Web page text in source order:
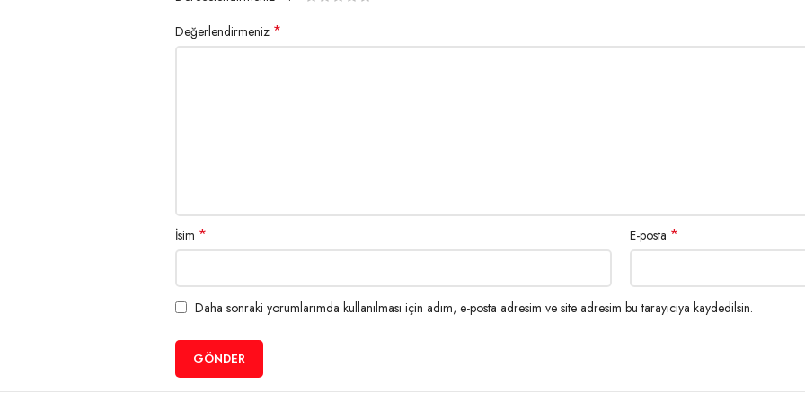
(PT151,1251) / (WPC1257) / (PC864) / (Vietnam) / (Tay dili) UPC-A / UPC-E / JAN13 (EAN13) / JAN8
Çalışma Koşulları Sıcaklık ： 5 ~ 45 ℃, Nem ： 10 ~ 80%
Değerlendirmeniz *
İsim * E-posta *
Daha sonraki yorumlarımda kullanılması için adım, e-posta adresim ve site adresim bu tarayıcıya kaydedilsin.